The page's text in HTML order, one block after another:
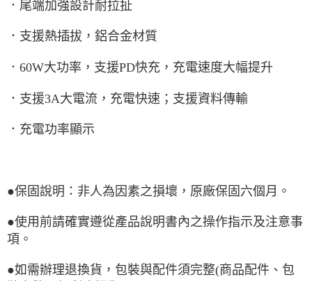
．尾端加強設計耐拉扯
．支援熱插拔，鋁合金材質
．60W大功率，支援PD快充，充電速度大幅提升
．支援3A大電流，充電快速；支援資料傳輸
．充電功率顯示
●保固說明：非人為因素之損壞，原廠保固六個月。
●使用前請確實遵從產品說明書內之操作指示及注意事
項。
●如需辦理退換貨，包裝與配件須完整(商品配件、包